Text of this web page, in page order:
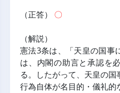
（正答） 〇
（解説）
憲法3条は、「天皇の国事
は、内閣の助言と承認を
る。したがって、天皇の
行為自体が名目的・儀礼